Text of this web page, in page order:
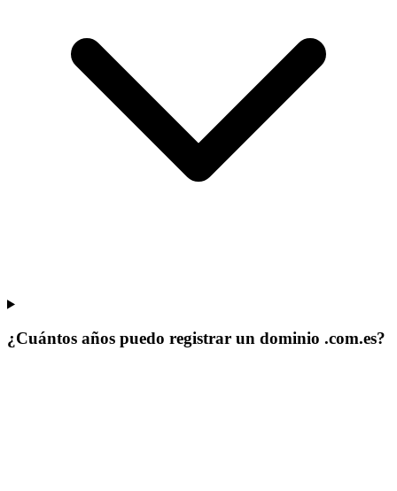
¿Cuántos años puedo registrar un dominio .com.es?